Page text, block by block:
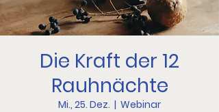
Die Kraft der 12
Rauhnächte
Mi., 25. Dez.
  |
Webinar